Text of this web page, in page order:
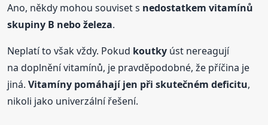
Ano, někdy mohou souviset s nedostatkem vitamínů
skupiny B nebo železa.
Neplatí to však vždy. Pokud koutky úst nereagují
na doplnění vitamínů, je pravděpodobné, že příčina je
jiná.Vitamíny pomáhají jen při skutečném deficitu,
nikoli jako univerzální řešení.